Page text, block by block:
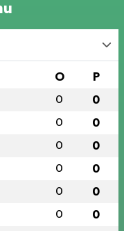
O P
0 0
0 0
0 0
0 0
0 0
0 0